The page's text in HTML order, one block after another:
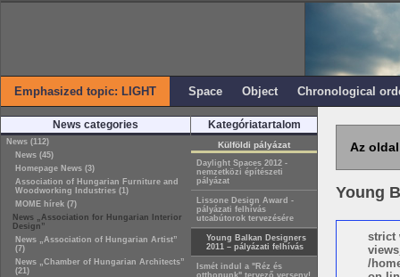
Emphasized topic: LIGHT Space Object Chronological
News categories
News (112)
News (45)
Homepage News (3)
Association of Hungarian Furniture and
Woodworking Industries (1)
MOME hírek (7)
News „Association for Hungarian Interior
Design”
News „Association of Hungarian Artist”
(7)
News „Chamber of Hungarian Architects”
(21)
Kategóriatartalom
Külföldi pályázat
Daylight Spaces 2012 -
nemzetközi építészeti
pályázat
Lissone Design Award -
pályázati felhívás
utcabútorok tervezésére
Young Balkan Designers
2011 – pályázati felhívás
Ismét indul a "Réz és
otthonunk" tervező verseny!
Az
Young
strict
/